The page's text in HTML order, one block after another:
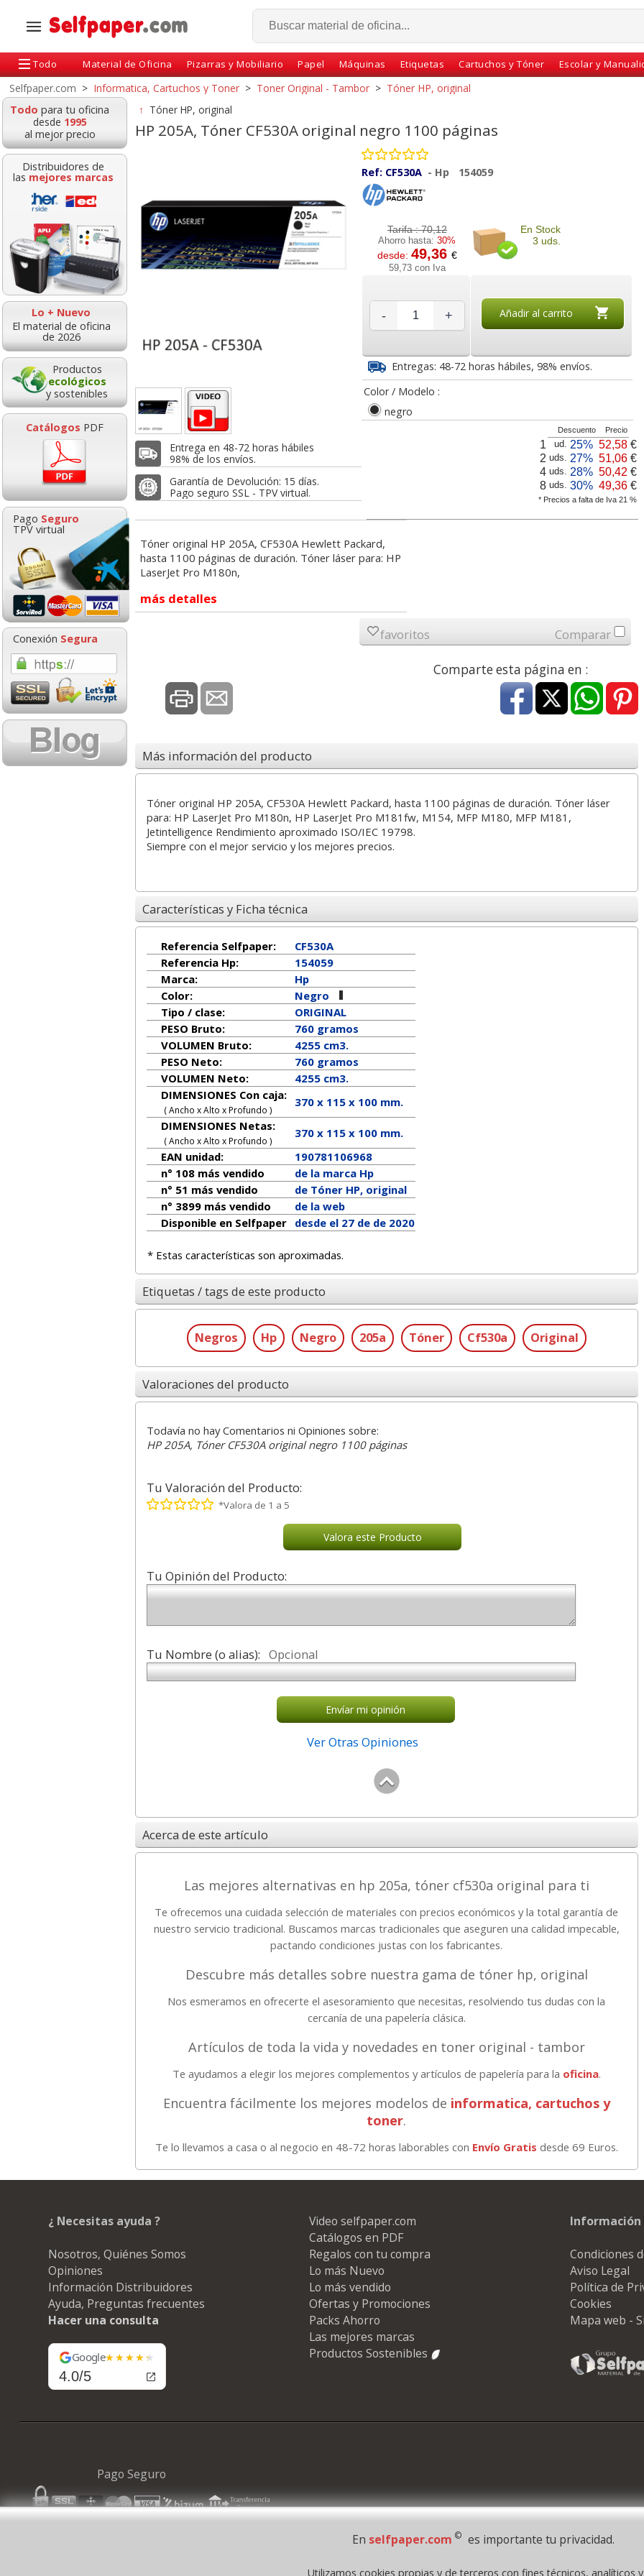
Todo Material de Oficina Pizarras y Mobiliario Papel Máquinas Etiquetas Cartuchos y Tóner Escolar y
Selfpaper.com > Informatica, Cartuchos y Toner > Toner Original - Tambor > Tóner HP, original
Todo para tu oficina
desde 1995
al mejor precio
Distribuidores de
las mejores marcas
Lo + Nuevo
El material de oficina
de 2026
Productos
ecológicos
y sostenibles
Catálogos PDF
Pago Seguro
TPV virtual
Conexión Segura
↑ Tóner HP, original
HP 205A, Tóner CF530A original negro 1100 páginas
Entrega en 48-72 horas hábiles
98% de los envíos.
Garantía de Devolución: 15 días.
Pago seguro SSL - TPV virtual.
Ref: CF530A - Hp 154059
Tarifa :70,12
Ahorro hasta:30%
desde: 49,36 €
59,73 con Iva
En Stock
3 uds.
- + Añadir al carrito
Entregas: 48-72 horas hábiles, 98% envíos.
Color / Modelo :
negro
* Precios a falta de Iva 21 %
Descuento Precio
1 ud. 25% 52,58 €
2 uds. 27% 51,06 €
4 uds. 28% 50,42 €
8 uds. 30% 49,36 €
Tóner original HP 205A, CF530A Hewlett Packard,
hasta 1100 páginas de duración. Tóner láser para: HP
LaserJet Pro M180n,
más detalles
favoritos Comparar
Comparte esta página en :
Más información del producto
Tóner original HP 205A, CF530A Hewlett Packard, hasta 1100 páginas de duración. Tóner láser
para: HP LaserJet Pro M180n, HP LaserJet Pro M181fw, M154, MFP M180, MFP M181,
Jetintelligence Rendimiento aproximado ISO/IEC 19798.
Siempre con el mejor servicio y los mejores precios.
Características y Ficha técnica
Referencia Selfpaper:
CF530A
Referencia Hp:
154059
Marca:
Hp
Color:
Negro
Tipo / clase:
ORIGINAL
PESO Bruto:
760 gramos
VOLUMEN Bruto:
4255 cm3.
PESO Neto:
760gramos
VOLUMEN Neto:
4255 cm3.
DIMENSIONES Con caja:
( Ancho x Alto x Profundo )
370 x 115 x 100 mm.
DIMENSIONES Netas:
( Ancho x Alto x Profundo )
370x 115x 100mm.
EAN unidad:
190781106968
n° 108 más vendido
de la marca Hp
n° 51 más vendido
de Tóner HP, original
n° 3899 más vendido
de la web
Disponible en Selfpaper
desde el 27 de de 2020
* Estas características son aproximadas.
Etiquetas / tags de este producto
Negros Hp Negro 205a Tóner Cf530a Original
Valoraciones del producto
Todavía no hay Comentarios ni Opiniones sobre:
HP 205A, Tóner CF530A original negro 1100 páginas
Tu Valoración del Producto:
*Valora de 1 a 5
Valora este Producto
Tu Opinión del Producto:
Tu Nombre (o alias): Opcional
Envíar mi opinión
Ver Otras Opiniones
Acerca de este artículo
Las mejores alternativas en hp 205a, tóner cf530a original para ti
Te ofrecemos una cuidada selección de materiales con precios económicos y la total garantía de
nuestro servicio tradicional. Buscamos marcas tradicionales que aseguren una calidad impecable,
pactando condiciones justas con los fabricantes.
Descubre más detalles sobre nuestra gama de tóner hp, original
Nos esmeramos en ofrecerte el asesoramiento que necesitas, resolviendo tus dudas con la
cercanía de una papelería clásica.
Artículos de toda la vida y novedades en toner original - tambor
Te ayudamos a elegir los mejores complementos y artículos de papelería para la oficina.
Encuentra fácilmente los mejores modelos de informatica, cartuchos y
toner.
Te lo llevamos a casa o al negocio en 48-72 horas laborables con Envío Gratis desde 69 Euros.
HP CE311A
original,
M175
65,00 €
con Iva
Toner HP 44A original,
negro HP CF244A,
M15A, M15W,
desde:50,68 €
61,32 con Iva
Toner HP 131X CF210X
HP CE310A, toner
original 126A BK, 1200
59,01 182,34
131X CF210X
Pro 200
99,16 €
con Iva
HP CE310A, toner
original 126A BK, 1200
Pags. CP1025NW
desde: 59,01
71,40 con Iva
Original HP 05X , 6500
126A, original,
negro HP CF244A,
Goma de borrar
moldeable maleable
para carboncillo o
grafito
HP 304 302 Color,
Cartucho HP 304 - 302
desde:14,87 € desde:37,87 €
Cartucho HP 304 - 302
Negro, original
N9K06AE
desde:14,87 €
17,99 con Iva
Cartucho HP 304XL -
302XL Tricolor alta
capacidad deskjet
desde:37,87 €
45,82 con Iva
HP 950XL - Cartucho
para Officejet Pro 8600
desde:56,62 €
Goma de borrar
moldeable maleable
desde:0,89 €
¿ Necesitas ayuda ?
Nosotros, Quiénes Somos
Opiniones
Información Distribuidores
Ayuda, Preguntas frecuentes
Hacer una consulta
Google
4.0/5
Video selfpaper.com
Catálogos en PDF
Regalos con tu compra
Lo más Nuevo
Lo más vendido
Ofertas y Promociones
Packs Ahorro
Las mejores marcas
Productos Sostenibles
Información
Condiciones
Aviso Legal
Política de
Cookies
Mapa web -
Pago Seguro
En selfpaper.com © es importante tu privacidad.
Utilizamos cookies propias y de terceros con fines técnicos, analíticos